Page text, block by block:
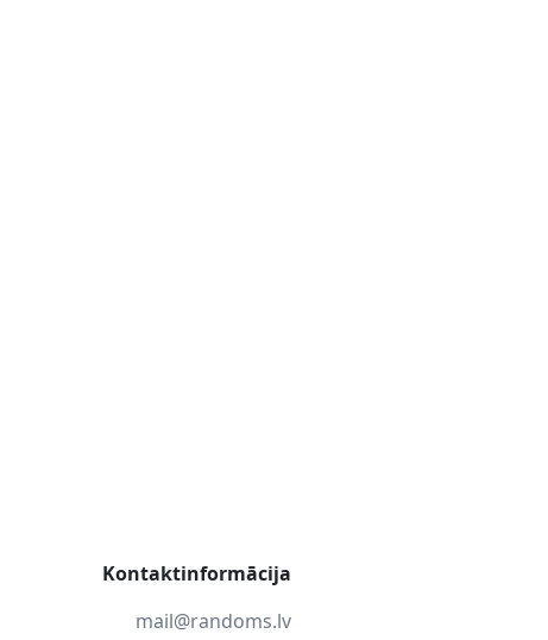
Kontaktinformācija
mail@randoms.lv